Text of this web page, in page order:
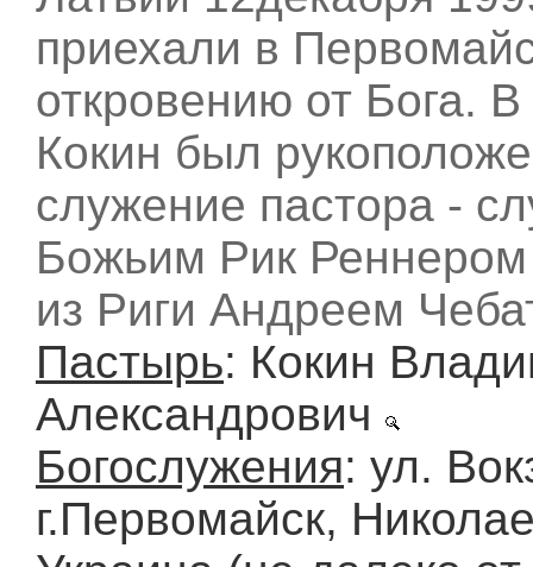
приехали в
откровению от Бога. В
Кокин был
служение пастора -
Божьим Рик
из Риги Андреем
Пастырь: Кокин
Александрович
Богослужения: ул.
г.Первомайск,